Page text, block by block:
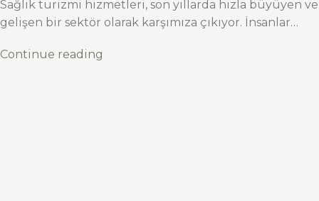
Sağlık turizmi hizmetleri, son yıllarda hızla büyüyen ve
gelişen bir sektör olarak karşımıza çıkıyor. İnsanlar…
Continue reading